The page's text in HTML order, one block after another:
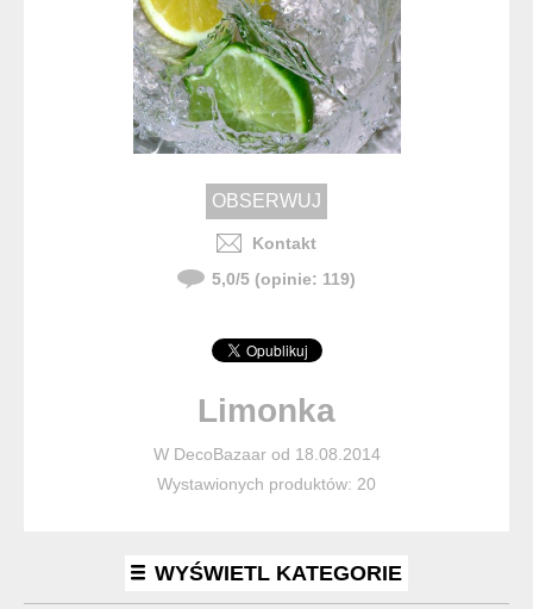
Kontakt
5,0/5 (opinie: 119)
Limonka
W DecoBazaar od 18.08.2014
Wystawionych produktów: 20
WYŚWIETL KATEGORIE